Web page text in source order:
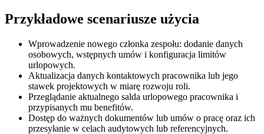
Przykładowe scenariusze użycia
Wprowadzenie nowego członka zespołu: dodanie danych
osobowych, wstępnych umów i konfiguracja limitów
urlopowych.
Aktualizacja danych kontaktowych pracownika lub jego
stawek projektowych w miarę rozwoju roli.
Przeglądanie aktualnego salda urlopowego pracownika i
przypisanych mu benefitów.
Dostęp do ważnych dokumentów lub umów o pracę oraz ich
przesyłanie w celach audytowych lub referencyjnych.